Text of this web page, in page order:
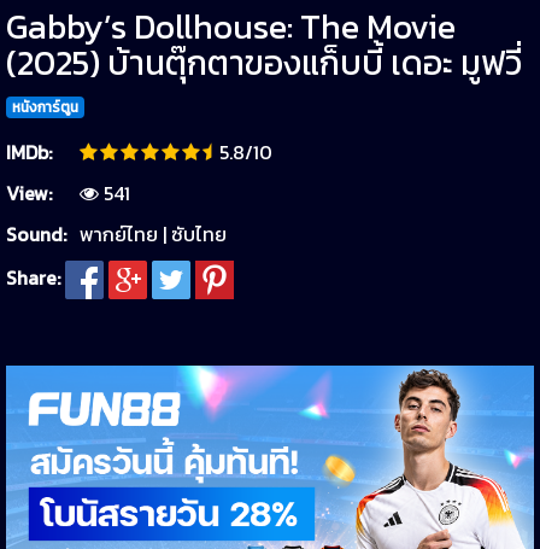
Gabby’s Dollhouse: The Movie
(2025) บ้านตุ๊กตาของแก็บบี้ เดอะ มูฟวี่
หนังการ์ตูน
IMDb:
5.8/10
View:
541
Sound: พากย์ไทย | ซับไทย
Share: